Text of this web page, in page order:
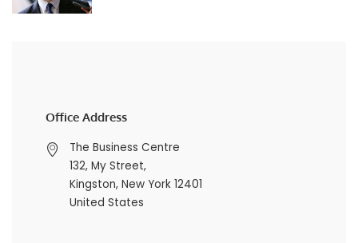
Office Address
The Business Centre
132, My Street,
Kingston, New York 12401
United States